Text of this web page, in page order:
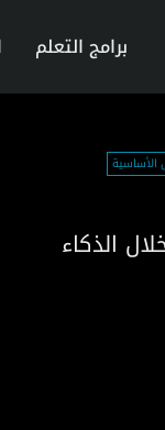
برامج التعلم
الذكاء